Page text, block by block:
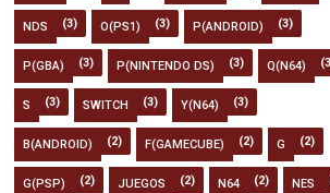
NDS (3) O(PS1) (3) P(ANDROID) (3)
P(GBA) (3) P(NINTENDO DS) (3) Q(N64)
S (3) SWITCH (3) Y(N64) (3)
B(ANDROID) (2) F(GAMECUBE) (2) G (2)
G(PSP) (2) JUEGOS (2) N64 (2) NES